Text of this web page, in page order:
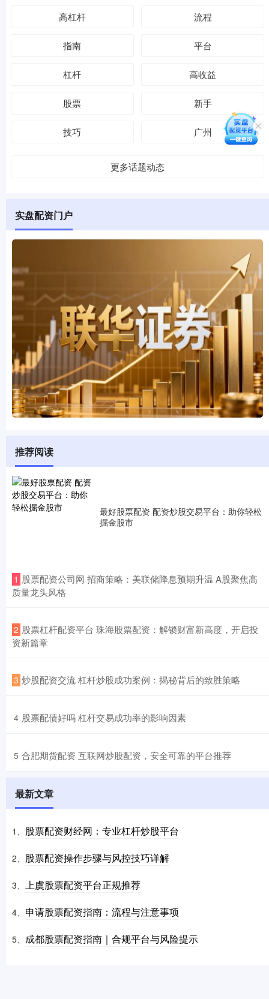
高杠杆 流程
指南 平台
杠杆 高收益
股票 新手
技巧 广州
更多话题动态
实盘配资门户
推荐阅读
最好股票配资 配资炒股交易平台：助你轻松
掘金股市
1 ​股票配资公司网 招商策略：美联储降息预期升温 A股聚焦高
质量龙头风格
2 ​股票杠杆配资平台 珠海股票配资：解锁财富新高度，开启投
资新篇章
3 ​炒股配资交流 杠杆炒股成功案例：揭秘背后的致胜策略
4 ​股票配债好吗 杠杆交易成功率的影响因素
5 ​合肥期货配资 互联网炒股配资，安全可靠的平台推荐
最新文章
1、 股票配资财经网：专业杠杆炒股平台
2、 股票配资操作步骤与风控技巧详解
3、 上虞股票配资平台正规推荐
4、 申请股票配资指南：流程与注意事项
5、 成都股票配资指南｜合规平台与风险提示